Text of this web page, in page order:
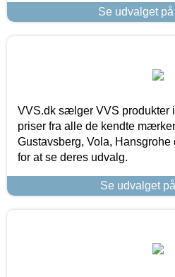
Se udvalget
VVS.dk sælger VVS produkter
priser fra alle de kendte
Gustavsberg, Vola,
for at se deres udvalg.
Se udvalget